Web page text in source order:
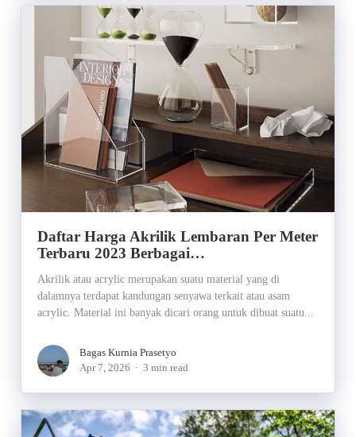
Daftar Harga Akrilik Lembaran Per Meter
Terbaru 2023 Berbagai…
Akrilik atau acrylic merupakan suatu material yang di
dalamnya terdapat kandungan senyawa terkait atau asam
acrylic. Material ini banyak dicari orang untuk dibuat suatu...
Bagas Kurnia Prasetyo
Apr 7, 2026
3 min read